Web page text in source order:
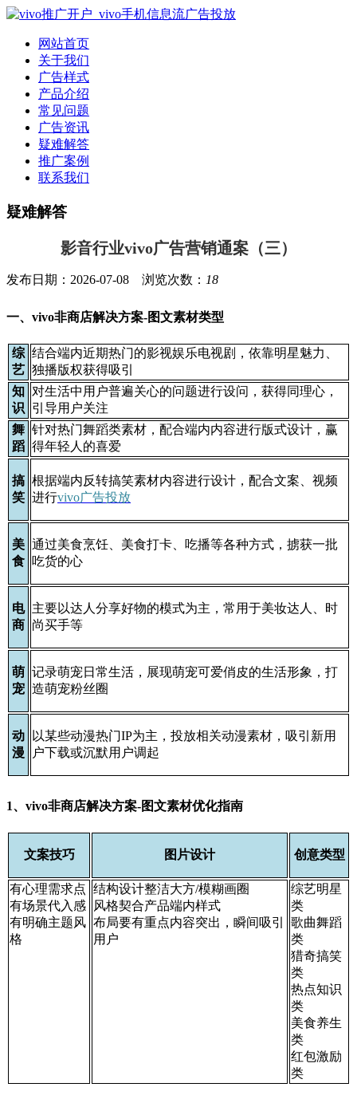
网站首页
关于我们
广告样式
产品介绍
常见问题
广告资讯
疑难解答
推广案例
联系我们
疑难解答
影音行业vivo广告营销通案（三）
发布日期：2026-07-08 浏览次数： 18
一、vivo非商店解决方案-图文素材类型
综
艺
结合端内近期热门的影视娱乐电视剧，依靠明星魅力、
独播版权获得吸引
知
识
对生活中用户普遍关心的问题进行设问，获得同理心，
引导用户关注
舞
蹈
针对热门舞蹈类素材，配合端内内容进行版式设计，赢
得年轻人的喜爱
搞
笑
根据端内反转搞笑素材内容进行设计，配合文案、视频
进行vivo广告投放
美
食
通过美食烹饪、美食打卡、吃播等各种方式，掳获一批
吃货的心
电
商
主要以达人分享好物的模式为主，常用于美妆达人、时
尚买手等
萌
宠
记录萌宠日常生活，展现萌宠可爱俏皮的生活形象，打
造萌宠粉丝圈
动
漫
以某些动漫热门IP为主，投放相关动漫素材，吸引新用
户下载或沉默用户调起
1、vivo非商店解决方案-图文素材优化指南
文案技巧 图片设计 创意类型
有心理需求点
有场景代入感
有明确主题风
格
结构设计整洁大方/模糊画圈
风格契合产品端内样式
布局要有重点内容突出，瞬间吸引
用户
综艺明星
类
歌曲舞蹈
类
猎奇搞笑
类
热点知识
类
美食养生
类
红包激励
类